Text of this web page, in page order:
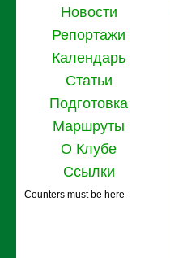
Новости
Репортажи
Календарь
Статьи
Подготовка
Маршруты
О Клубе
Ссылки
Counters must be here